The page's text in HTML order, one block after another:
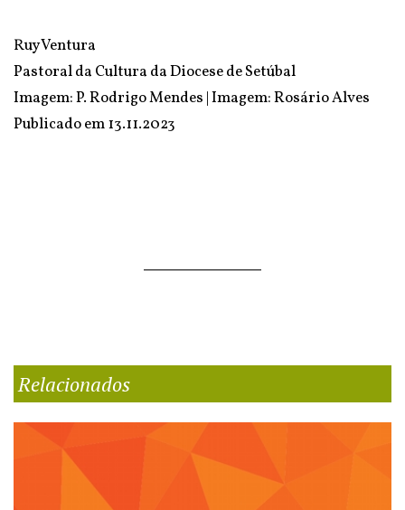
Ruy Ventura
Pastoral da Cultura da Diocese de Setúbal
Imagem: P. Rodrigo Mendes | Imagem: Rosário Alves
Publicado em13.11.2023
Relacionados